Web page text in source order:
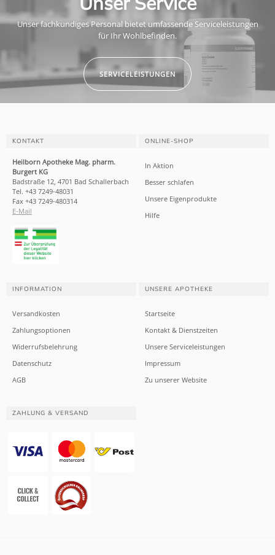
Unser fachkundiges Personal bietet umfassende Serviceleistungen
für Ihr Wohlbefinden.
SERVICELEISTUNGEN
KONTAKT
Heilborn Apotheke Mag. pharm.
Burgert KG
Badstraße 12, 4701 Bad Schallerbach
Tel. +43 7249-48031
Fax +43 7249-480314
E-Mail
ONLINE-SHOP
In Aktion
Besser schlafen
Unsere Eigenprodukte
Hilfe
INFORMATION
Versandkosten
Zahlungsoptionen
Widerrufsbelehrung
Datenschutz
AGB
UNSERE APOTHEKE
Startseite
Kontakt & Dienstzeiten
Unsere Serviceleistungen
Impressum
Zu unserer Website
ZAHLUNG & VERSAND